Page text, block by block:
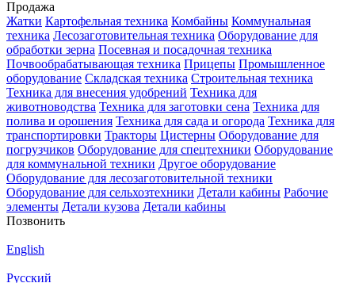
Продажа
Жатки Картофельная техника Комбайны Коммунальная
техника Лесозаготовительная техника Оборудование для
обработки зерна Посевная и посадочная техника
Почвообрабатывающая техника Прицепы Промышленное
оборудование Складская техника Строительная техника
Техника для внесения удобрений Техника для
животноводства Техника для заготовки сена Техника для
полива и орошения Техника для сада и огорода Техника для
транспортировки Тракторы Цистерны Оборудование для
погрузчиков Оборудование для спецтехники Оборудование
для коммунальной техники Другое оборудование
Оборудование для лесозаготовительной техники
Оборудование для сельхозтехники Детали кабины Рабочие
элементы Детали кузова Детали кабины
Позвонить
English
Русский